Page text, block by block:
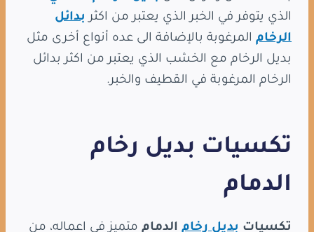
الذي يتوفر في الخبر الذي يعتبر من اكثر بدائل
الرخام المرغوبة بالإضافة الى عده أنواع أخرى مثل
بديل الرخام مع الخشب الذي يعتبر من اكثر بدائل
الرخام المرغوبة في القطيف والخبر.
تكسيات بديل رخام
الدمام
تكسيات بديل رخام الدمام متميز في اعماله، من